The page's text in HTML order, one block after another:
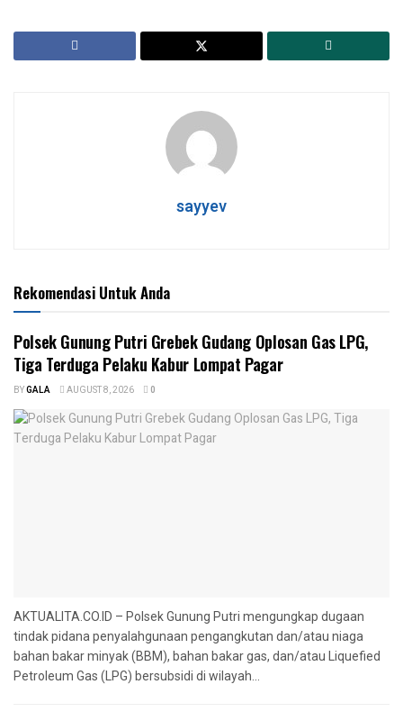
sayyev
Rekomendasi Untuk Anda
Polsek Gunung Putri Grebek Gudang Oplosan Gas LPG,
Tiga Terduga Pelaku Kabur Lompat Pagar
BYGALA AUGUST 8, 2026 0
AKTUALITA.CO.ID – Polsek Gunung Putri mengungkap dugaan
tindak pidana penyalahgunaan pengangkutan dan/atau niaga
bahan bakar minyak (BBM), bahan bakar gas, dan/atau Liquefied
Petroleum Gas (LPG) bersubsidi di wilayah...